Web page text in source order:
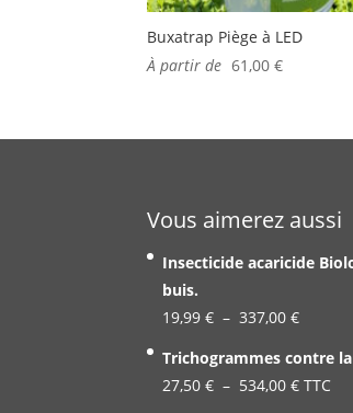
Buxatrap Piège à LED
À partir de 61,00€
Vous aimerez aussi
Insecticide acaricide
buis.
19,99€ – 337,00€Plage
Trichogrammes contre
27,50€ – 534,00€Plage
TTC